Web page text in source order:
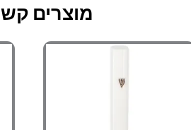
מוצרים